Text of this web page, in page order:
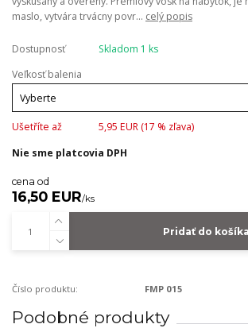
maslo, vytvára trvácny povr... celý popis
Dostupnosť
Skladom 1 ks
Veľkosť balenia
Ušetříte až 5,95 EUR (17 % zľava)
Nie sme platcovia DPH
cena od
16,50 EUR/ks
Pridať do košíka
Číslo produktu: FMP 015
Podobné produkty